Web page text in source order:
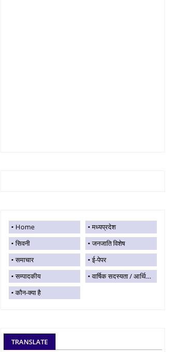
Home
मध्यप्रदेश
सिवनी
जनजाति विशेष
समाचार
ई-पेपर
सम्पादकीय
वार्षिक सदस्यता / आर्थिक सहयोग
कौन-क्या है
TRANSLATE